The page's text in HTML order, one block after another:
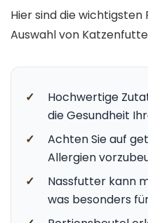
Hier sind die wichtigsten
Auswahl von
✓
Hochwertige
die Gesundheit
✓
Achten Sie auf
Allergien
✓
Nassfutter kann
was besonders